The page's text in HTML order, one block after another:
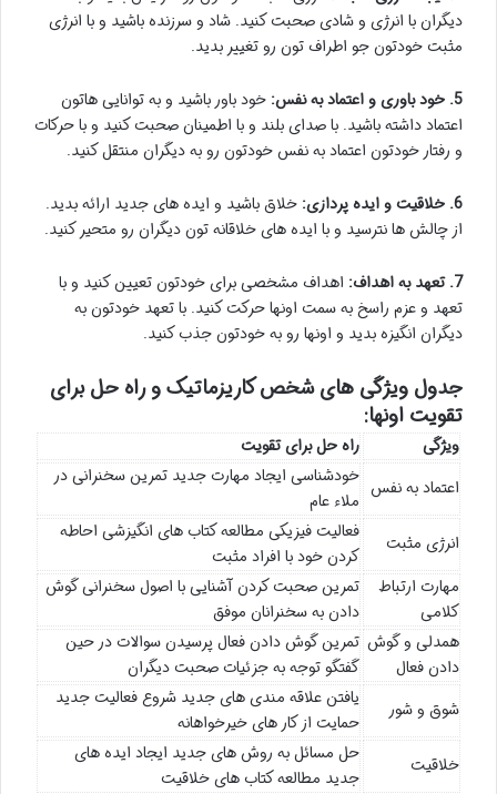
دیگران با انرژی و شادی صحبت کنید. شاد و سرزنده باشید و با انرژی
مثبت خودتون جو اطراف تون رو تغییر بدید.
5. خود باوری و اعتماد به نفس:
خود باور باشید و به توانایی هاتون
اعتماد داشته باشید. با صدای بلند و با اطمینان صحبت کنید و با حرکات
و رفتار خودتون اعتماد به نفس خودتون رو به دیگران منتقل کنید.
6. خلاقیت و ایده پردازی:
خلاق باشید و ایده های جدید ارائه بدید.
از چالش ها نترسید و با ایده های خلاقانه تون دیگران رو متحیر کنید.
7. تعهد به اهداف:
اهداف مشخصی برای خودتون تعیین کنید و با
تعهد و عزم راسخ به سمت اونها حرکت کنید. با تعهد خودتون به
دیگران انگیزه بدید و اونها رو به خودتون جذب کنید.
جدول ویژگی های شخص کاریزماتیک و راه حل برای
تقویت اونها:
ویژگی
راه حل برای تقویت
اعتماد به نفس خودشناسی ایجاد مهارت جدید تمرین سخنرانی در
ملاء عام
انرژی مثبت
فعالیت فیزیکی مطالعه کتاب های انگیزشی احاطه
کردن خود با افراد مثبت
مهارت ارتباط
کلامی
تمرین صحبت کردن آشنایی با اصول سخنرانی گوش
دادن به سخنرانان موفق
همدلی و گوش
دادن فعال
تمرین گوش دادن فعال پرسیدن سوالات در حین
گفتگو توجه به جزئیات صحبت دیگران
شوق و شور
یافتن علاقه مندی های جدید شروع فعالیت جدید
حمایت از کار های خیرخواهانه
خلاقیت
حل مسائل به روش های جدید ایجاد ایده های
جدید مطالعه کتاب های خلاقیت